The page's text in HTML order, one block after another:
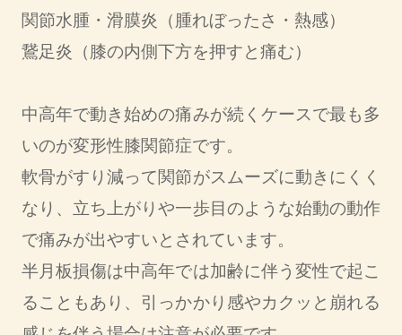
関節水腫・滑膜炎（腫れぼったさ・熱感）
鵞足炎（膝の内側下方を押すと痛む）
中高年で動き始めの痛みが続くケースで最も多
いのが変形性膝関節症です。
軟骨がすり減って関節がスムーズに動きにくく
なり、立ち上がりや一歩目のような始動の動作
で痛みが出やすいとされています。
半月板損傷は中高年では加齢に伴う変性で起こ
ることもあり、引っかかり感やカクッと崩れる